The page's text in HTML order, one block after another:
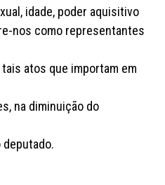
idade, poder aquisitivo
nos como representantes
atos que importam em
na diminuição do
deputado.